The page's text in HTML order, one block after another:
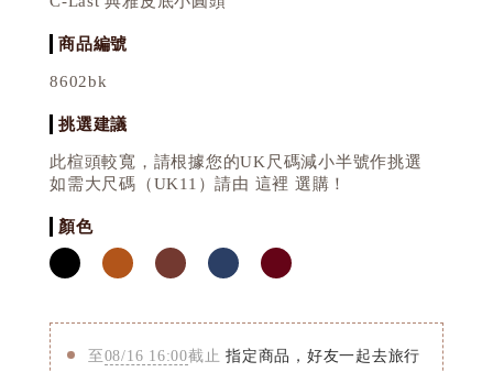
商品編號
8602bk
挑選建議
此楦頭較寬，請根據您的UK尺碼減小半號作挑選
如需大尺碼（UK11）請由 這裡 選購！
顏色
至 08/16 16:00截止 指定商品，好友一起去旅行